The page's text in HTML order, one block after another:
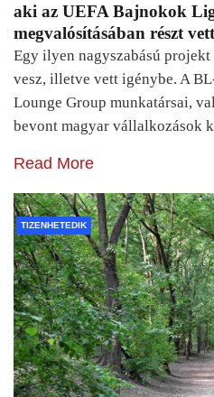
aki az UEFA Bajnokok
megvalósításában részt vett
Egy ilyen nagyszabású
vesz, illetve vett igénybe. A
Lounge Group munkatársai,
bevont magyar vállalkozások
Read More
TIZENHETEDIK